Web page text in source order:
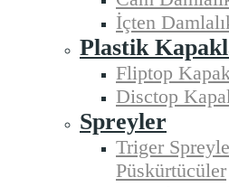
İçten
Plastik
Fliptop
Disctop
Spreyler
Triger
Püskürtücüler